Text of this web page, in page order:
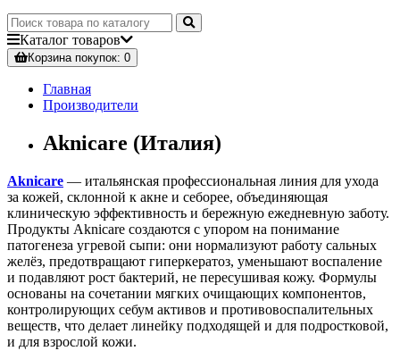
Каталог товаров
Корзинапокупок: 0
Главная
Производители
Aknicare (Италия)
Aknicare — итальянская профессиональная линия для ухода
за кожей, склонной к акне и себорее, объединяющая
клиническую эффективность и бережную ежедневную заботу.
Продукты Aknicare создаются с упором на понимание
патогенеза угревой сыпи: они нормализуют работу сальных
желёз, предотвращают гиперкератоз, уменьшают воспаление
и подавляют рост бактерий, не пересушивая кожу. Формулы
основаны на сочетании мягких очищающих компонентов,
контролирующих себум активов и противовоспалительных
веществ, что делает линейку подходящей и для подростковой,
и для взрослой кожи.